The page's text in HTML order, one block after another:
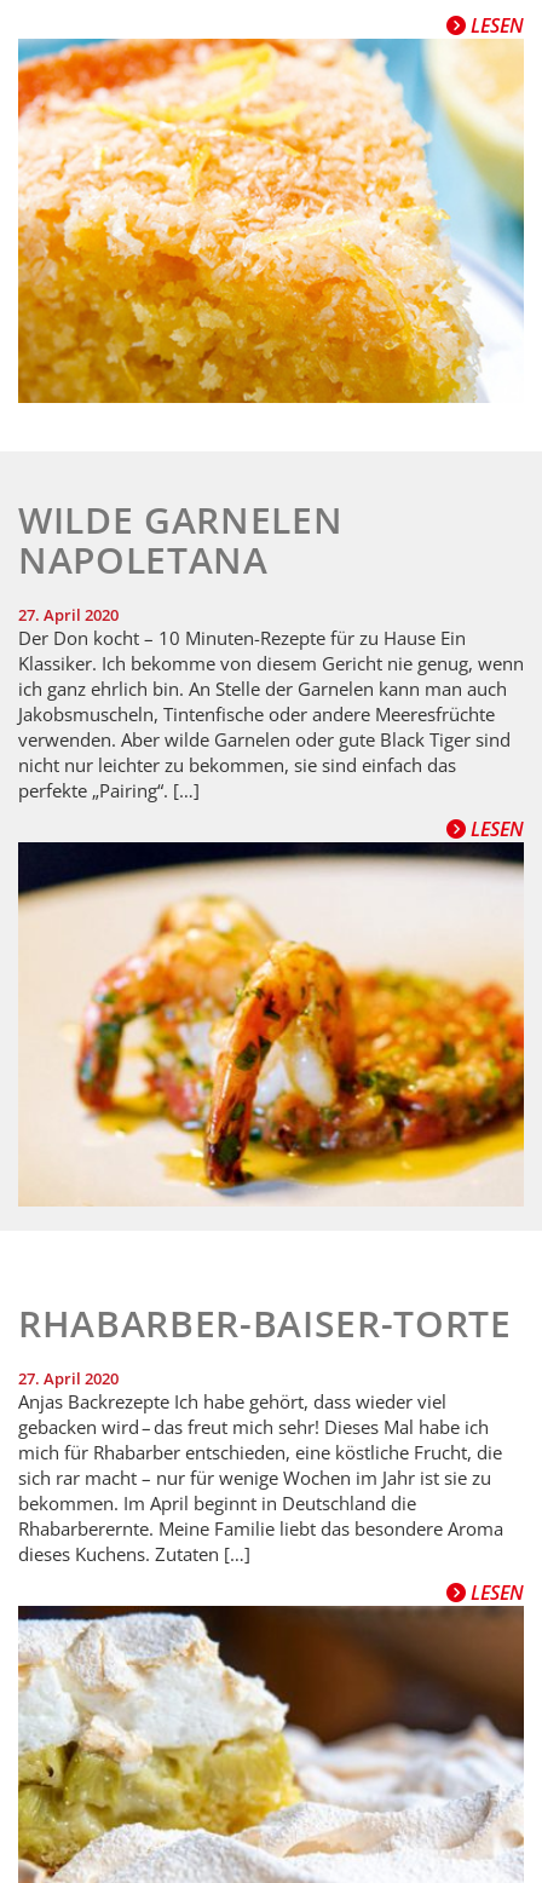
LESEN
WILDE GARNELEN
NAPOLETANA
27. April 2020
Der Don kocht – 10 Minuten-Rezepte für zu Hause Ein
Klassiker. Ich bekomme von diesem Gericht nie genug, wenn
ich ganz ehrlich bin. An Stelle der Garnelen kann man auch
Jakobsmuscheln, Tintenfische oder andere Meeresfrüchte
verwenden. Aber wilde Garnelen oder gute Black Tiger sind
nicht nur leichter zu bekommen, sie sind einfach das
perfekte „Pairing“. […]
LESEN
RHABARBER-BAISER-TORTE
27. April 2020
Anjas Backrezepte Ich habe gehört, dass wieder viel
gebacken wird – das freut mich sehr! Dieses Mal habe ich
mich für Rhabarber entschieden, eine köstliche Frucht, die
sich rar macht – nur für wenige Wochen im Jahr ist sie zu
bekommen. Im April beginnt in Deutschland die
Rhabarberernte. Meine Familie liebt das besondere Aroma
dieses Kuchens. Zutaten […]
LESEN